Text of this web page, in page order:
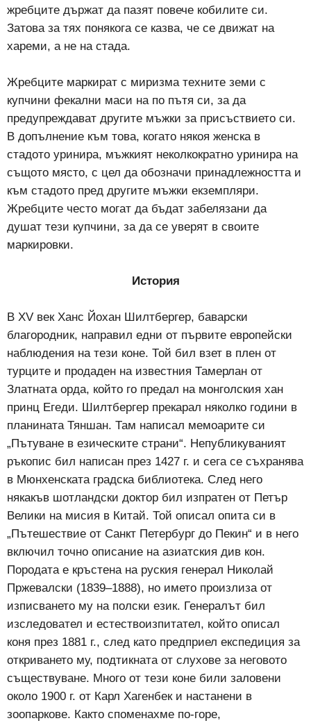
жребците държат да пазят повече кобилите си.
Затова за тях понякога се казва, че се движат на
хареми, а не на стада.
Жребците маркират с миризма техните земи с
купчини фекални маси на по пътя си, за да
предупреждават другите мъжки за присъствието си.
В допълнение към това, когато някоя женска в
стадото уринира, мъжкият неколкократно уринира на
същото място, с цел да обозначи принадлежността и
към стадото пред другите мъжки екземпляри.
Жребците често могат да бъдат забелязани да
душат тези купчини, за да се уверят в своите
маркировки.
История
В XV век Ханс Йохан Шилтбергер, баварски
благородник, направил едни от първите европейски
наблюдения на тези коне. Той бил взет в плен от
турците и продаден на известния Тамерлан от
Златната орда, който го предал на монголския хан
принц Егеди. Шилтбергер прекарал няколко години в
планината Тяншан. Там написал мемоарите си
„Пътуване в езическите страни“. Непубликуваният
ръкопис бил написан през 1427 г. и сега се съхранява
в Мюнхенската градска библиотека. След него
някакъв шотландски доктор бил изпратен от Петър
Велики на мисия в Китай. Той описал опита си в
„Пътешествие от Санкт Петербург до Пекин“ и в него
включил точно описание на азиатския див кон.
Породата е кръстена на руския генерал Николай
Пржевалски (1839–1888), но името произлиза от
изписването му на полски език. Генералът бил
изследовател и естествоизпитател, който описал
коня през 1881 г., след като предприел експедиция за
откриването му, подтикната от слухове за неговото
съществуване. Много от тези коне били заловени
около 1900 г. от Карл Хагенбек и настанени в
зоопаркове. Както споменахме по-горе,